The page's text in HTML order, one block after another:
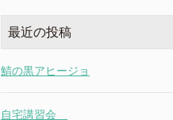
最近の投稿
鯖の黒アヒージョ
自宅講習会